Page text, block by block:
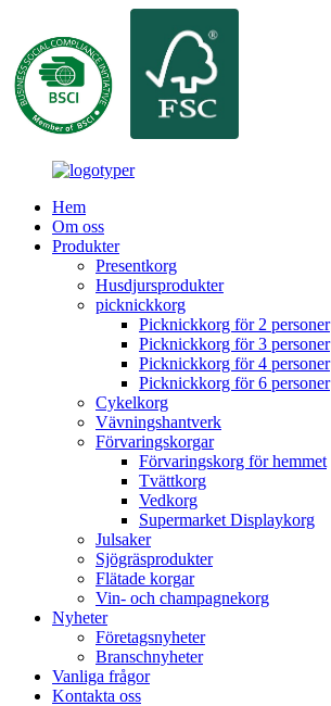
Hem
Om oss
Produkter
Presentkorg
Husdjursprodukter
picknickkorg
Picknickkorg för 2 personer
Picknickkorg för 3 personer
Picknickkorg för 4 personer
Picknickkorg för 6 personer
Cykelkorg
Vävningshantverk
Förvaringskorgar
Förvaringskorg för hemmet
Tvättkorg
Vedkorg
Supermarket Displaykorg
Julsaker
Sjögräsprodukter
Flätade korgar
Vin- och champagnekorg
Nyheter
Företagsnyheter
Branschnyheter
Vanliga frågor
Kontakta oss